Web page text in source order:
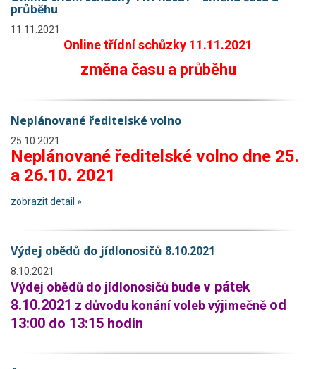
průběhu
11.11.2021
Online třídní schůzky 11.11.2021
změna času a průběhu
Neplánované ředitelské volno
25.10.2021
Neplánované ředitelské volno dne 25.
a 26.10. 2021
zobrazit detail »
Výdej obědů do jídlonosičů 8.10.2021
8.10.2021
Výdej obědů do jídlonosičů budev pátek
8.10.2021 z důvodu konání voleb výjimečně od
13:00 do 13:15 hodin